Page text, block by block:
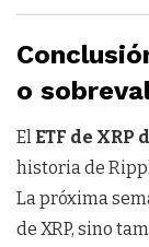
o
El ETF de XRP
historia de
La próxima
de XRP, sino